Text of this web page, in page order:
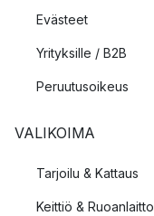
Evästeet
Yrityksille / B2B
Peruutusoikeus
VALIKOIMA
Tarjoilu & Kattaus
Keittiö & Ruoanlaitto